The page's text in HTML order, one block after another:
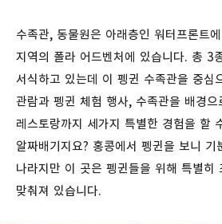
수족관, 동물원은 아래층인 워터프론트
지역의 폴라 어드벤처에 있습니다. 총 3
서식하고 있는데 이 펭귄 수족관을 중심
관람과 펭귄 체험 행사, 수족관을 배경으
레스토랑까지 세가지 특별한 경험을 할
알짜배기지요? 홍콩에서 펭귄을 보니 기
나라지만 이 곳은 펭귄들을 위해 특별히
맞춰져 있습니다.